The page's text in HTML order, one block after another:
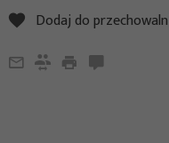
Dodaj do